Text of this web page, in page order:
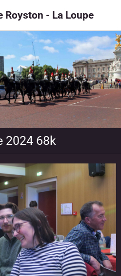
Royston - La Loupe
2024 68k